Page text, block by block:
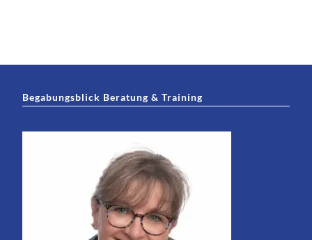
Begabungsblick Beratung & Training